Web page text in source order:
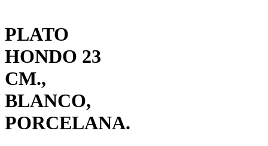
PLATO
HONDO 23
CM.,
BLANCO,
PORCELANA.